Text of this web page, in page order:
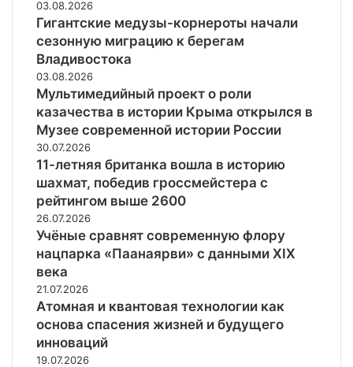
03.08.2026
Гигантские медузы-корнероты начали
сезонную миграцию к берегам
Владивостока
03.08.2026
Мультимедийный проект о роли
казачества в истории Крыма открылся в
Музее современной истории России
30.07.2026
11-летняя британка вошла в историю
шахмат, победив гроссмейстера с
рейтингом выше 2600
26.07.2026
Учёные сравнят современную флору
нацпарка «Паанаярви» с данными XIX
века
21.07.2026
Атомная и квантовая технологии как
основа спасения жизней и будущего
инноваций
19.07.2026